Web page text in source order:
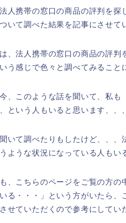
人携帯の窓口の商品の評判を
いて調べた結果を記事にさせて
、法人携帯の窓口の商品の評
う感じで色々と調べてみること
、このような話を聞いて、私
という人もいると思います、、、
いて調べたりもしたけど、、
ような状況になっている人もい
、こちらのページをご覧の方
る・・・」という方がいたら
せていただくので参考にしてい